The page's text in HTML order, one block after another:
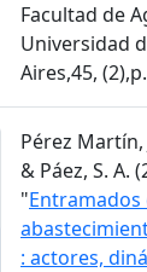
Facultad de
Universidad
Aires,45,
Pérez Martín,
& Páez, S. A.
"Entramados
: actores,